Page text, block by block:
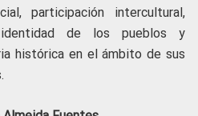
participación intercultural,
de los pueblos y
histórica en el ámbito de sus